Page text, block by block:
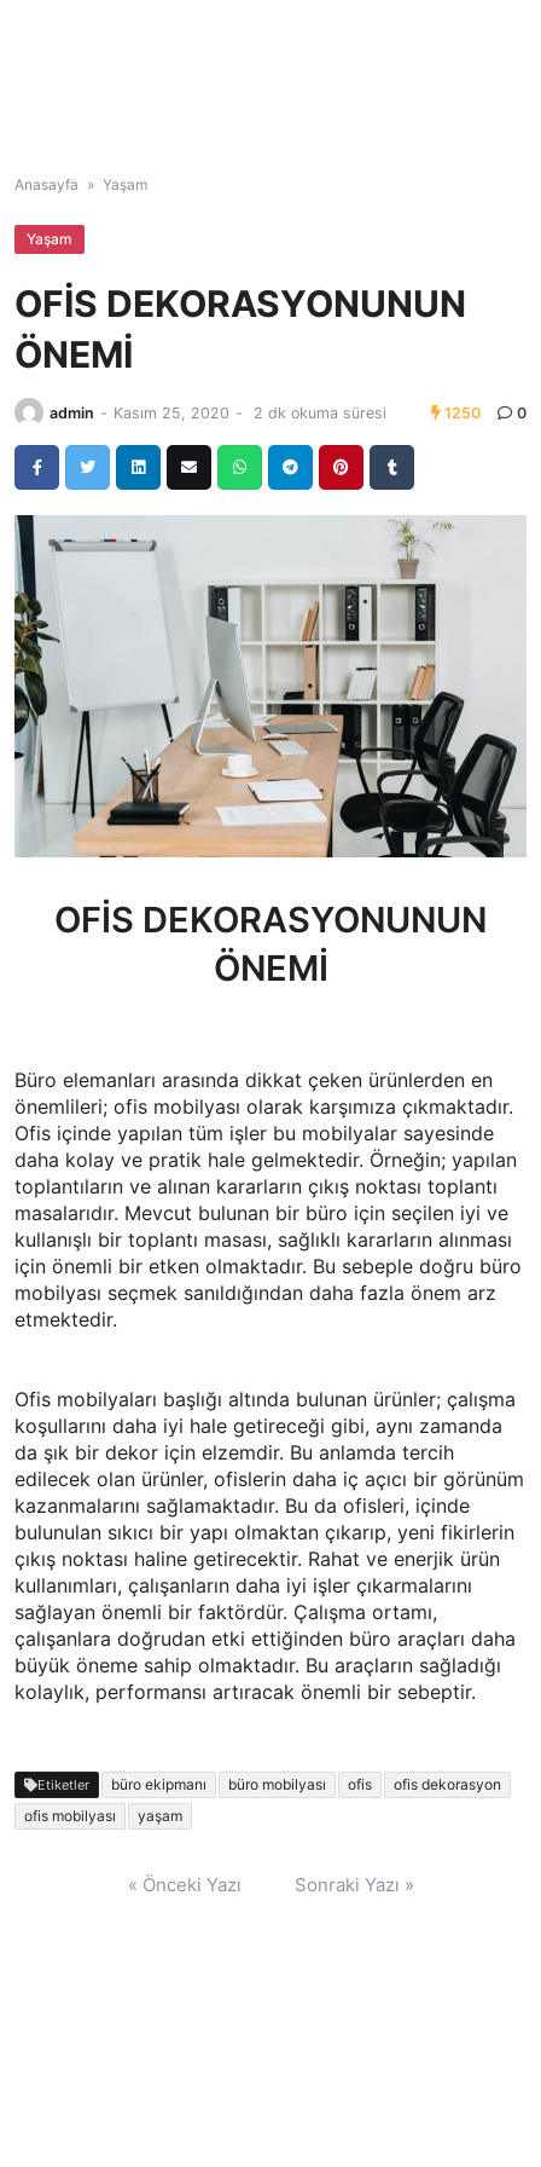
Anasayfa » Yaşam
Yaşam
OFİS DEKORASYONUNUN
ÖNEMİ
admin - Kasım 25, 2020 - 2 dk okuma süresi 1250 0
OFİS DEKORASYONUNUN
ÖNEMİ
Büro elemanları arasında dikkat çeken ürünlerden en
önemlileri; ofis mobilyası olarak karşımıza çıkmaktadır.
Ofis içinde yapılan tüm işler bu mobilyalar sayesinde
daha kolay ve pratik hale gelmektedir. Örneğin; yapılan
toplantıların ve alınan kararların çıkış noktası toplantı
masalarıdır. Mevcut bulunan bir büro için seçilen iyi ve
kullanışlı bir toplantı masası, sağlıklı kararların alınması
için önemli bir etken olmaktadır. Bu sebeple doğru büro
mobilyası seçmek sanıldığından daha fazla önem arz
etmektedir.
Ofis mobilyaları başlığı altında bulunan ürünler; çalışma
koşullarını daha iyi hale getireceği gibi, aynı zamanda
da şık bir dekor için elzemdir. Bu anlamda tercih
edilecek olan ürünler, ofislerin daha iç açıcı bir görünüm
kazanmalarını sağlamaktadır. Bu da ofisleri, içinde
bulunulan sıkıcı bir yapı olmaktan çıkarıp, yeni fikirlerin
çıkış noktası haline getirecektir. Rahat ve enerjik ürün
kullanımları, çalışanların daha iyi işler çıkarmalarını
sağlayan önemli bir faktördür. Çalışma ortamı,
çalışanlara doğrudan etki ettiğinden büro araçları daha
büyük öneme sahip olmaktadır. Bu araçların sağladığı
kolaylık, performansı artıracak önemli bir sebeptir.
Etiketler büro ekipmanı büro mobilyası ofis
ofis dekorasyon
ofis mobilyası
yaşam
« Önceki Yazı Sonraki Yazı »